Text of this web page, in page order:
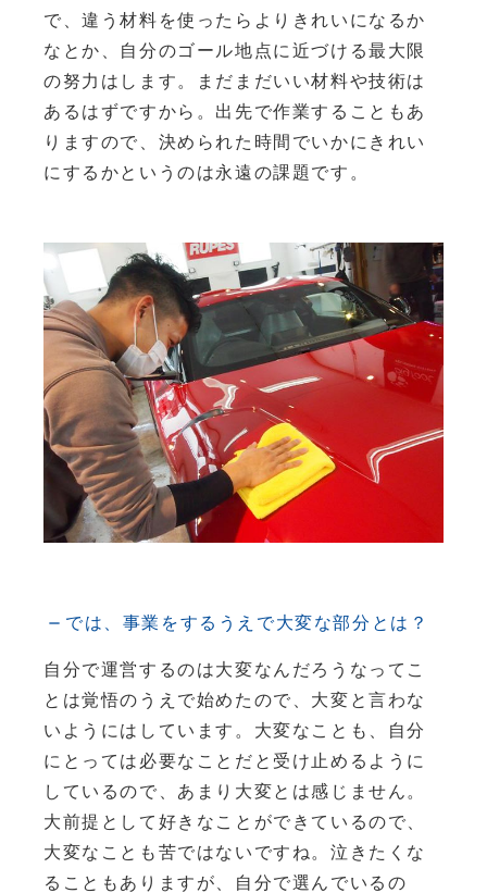
で、違う材料を使ったらよりきれいになるか
なとか、自分のゴール地点に近づける最大限
の努力はします。まだまだいい材料や技術は
あるはずですから。出先で作業することもあ
りますので、決められた時間でいかにきれい
にするかというのは永遠の課題です。
では、事業をするうえで大変な部分とは？
自分で運営するのは大変なんだろうなってこ
とは覚悟のうえで始めたので、大変と言わな
いようにはしています。大変なことも、自分
にとっては必要なことだと受け止めるように
しているので、あまり大変とは感じません。
大前提として好きなことができているので、
大変なことも苦ではないですね。泣きたくな
ることもありますが、自分で選んでいるの